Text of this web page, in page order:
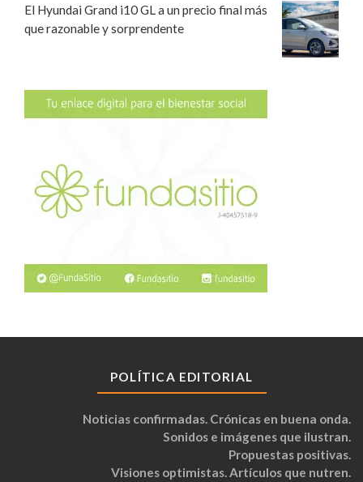
El Hyundai Grand i10 GL a un precio final más
que razonable y sorprendente
POLÍTICA EDITORIAL
Noticias confirmadas. Crónicas en buena onda.
Sonidos e imágenes que ilustran.
Propuestas positivas.
Visiones optimistas. Artículos que nutren.